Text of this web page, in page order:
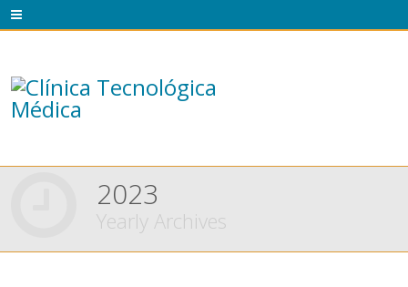
2023
Yearly Archives